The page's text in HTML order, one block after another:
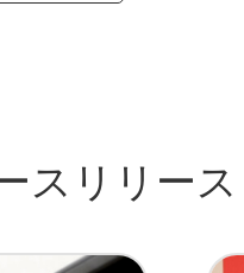
スリリース